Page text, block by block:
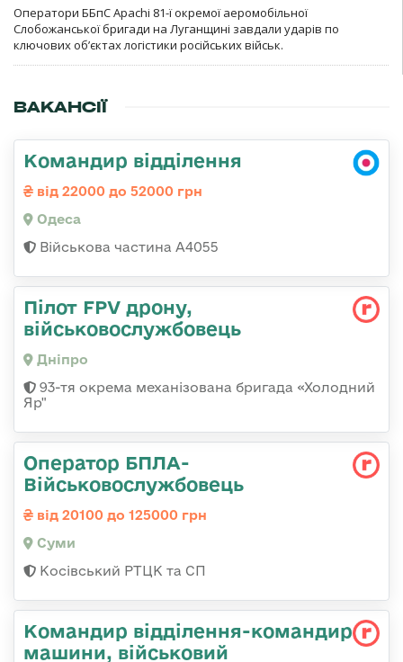
Оператори ББпС Apachi 81-ї окремої аеромобільної
Слобожанської бригади на Луганщині завдали ударів по
ключових об’єктах логістики російських військ.
ВАКАНСІЇ
Командир відділення
від 22000 до 52000 грн
Одеса
Військова частина А4055
Пілот FPV дрону,
військовослужбовець
Дніпро
93-тя окрема механізована бригада «Холодний
Яр"
Оператор БПЛА-
Військовослужбовець
від 20100 до 125000 грн
Суми
Косівський РТЦК та СП
Командир відділення-командир
машини, військовий